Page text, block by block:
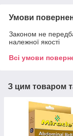
Умови
Законом не
належної якості
Всі умови
З цим товаром